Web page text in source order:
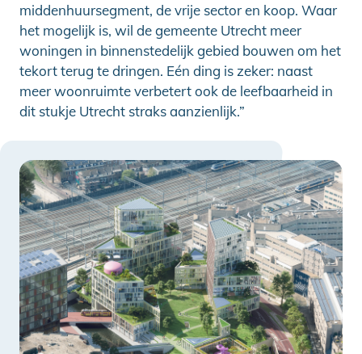
middenhuursegment, de vrije sector en koop. Waar
het mogelijk is, wil de gemeente Utrecht meer
woningen in binnenstedelijk gebied bouwen om het
tekort terug te dringen. Eén ding is zeker: naast
meer woonruimte verbetert ook de leefbaarheid in
dit stukje Utrecht straks aanzienlijk.”